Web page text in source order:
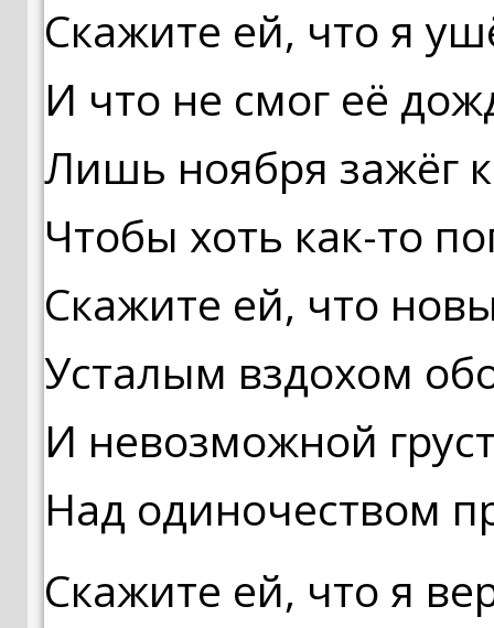
Скажите ей, что я
И что не смог её
Лишь ноября зажёг
Чтобы хоть как-то
Скажите ей, что
Усталым вздохом
И невозможной
Над одиночеством
Скажите ей, что я